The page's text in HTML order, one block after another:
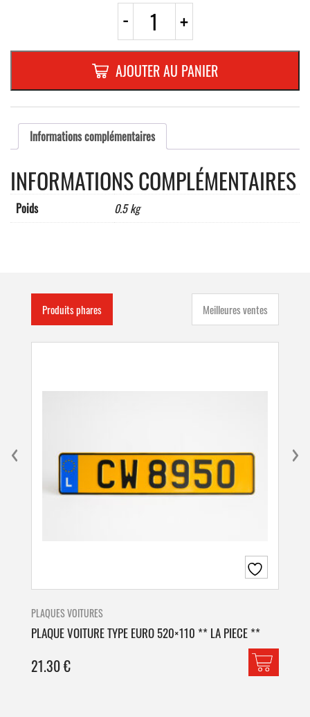
- quantité
POCHETTE
CADRE
PORTE-
HORAIRE
"MABEG"
FORMAT
"
A3
+
AJOUTER AU PANIER
Informations complémentaires
INFORMATIONS COMPLÉMENTAIRES
Poids 0.5 kg
Produits phares Meilleures ventes
PLAQUES VOITURES
PLAQUE VOITURE TYPE EURO 520×110 ** LA PIECE **
21.30€